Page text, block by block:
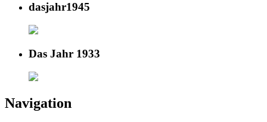
dasjahr1945
Das Jahr 1933
Navigation